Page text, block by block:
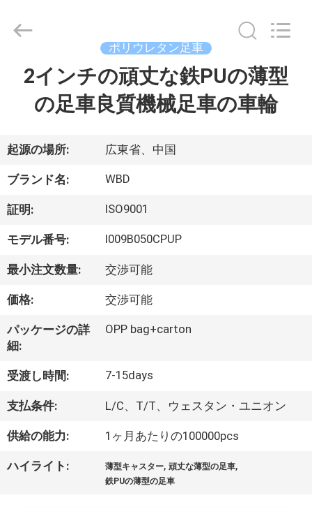
ロ
ダ
ク
ト
デ
オ
達
に
つ
Guangzhou
Ylcaster
ポリウレタン足車
2インチの頑丈な鉄PUの薄型
の足車良質機械足車の車輪
起源の場所: 広東省、中国
ブランド名: WBD
証明: ISO9001
モデル番号: I009B050CPUP
最小注文数量: 交渉可能
価格: 交渉可能
パッケージの詳
細:
OPP bag+carton
受渡し時間: 7-15days
支払条件: L/C、T/T、ウェスタン・ユニオン
供給の能力: 1ヶ月あたりの100000pcs
ハイライト: 薄型キャスター,頑丈な薄型の足車,
鉄PUの薄型の足車